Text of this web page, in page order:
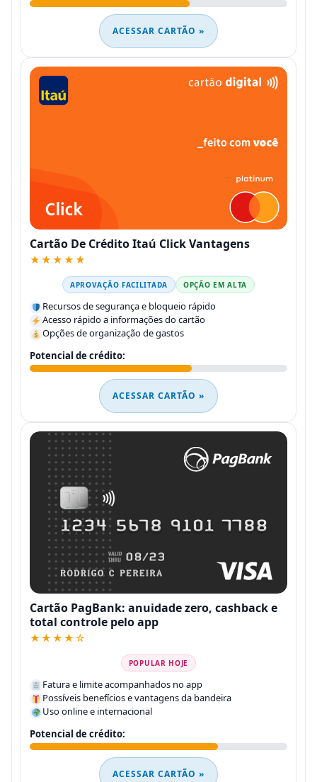
ACESSAR CARTÃO »
Cartão De Crédito Itaú Click Vantagens
★★★★★
APROVAÇÃO FACILITADA OPÇÃO EM ALTA
Recursos de segurança e bloqueio rápido
Acesso rápido a informações do cartão
Opções de organização de gastos
Potencial de crédito:
ACESSAR CARTÃO »
Cartão PagBank: anuidade zero, cashback e
total controle pelo app
★★★★☆
POPULAR HOJE
Fatura e limite acompanhados no app
Possíveis benefícios e vantagens da bandeira
Uso online e internacional
Potencial de crédito:
ACESSAR CARTÃO »